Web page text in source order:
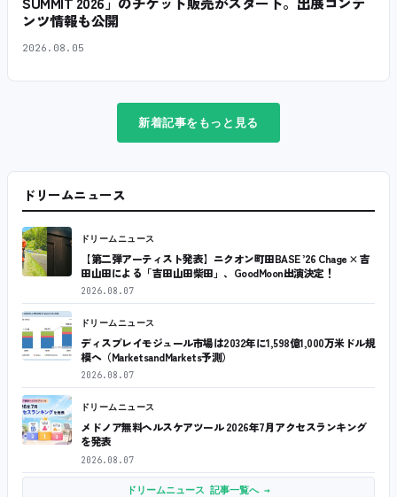
ンツ情報も公開
2026.08.05
新着記事をもっと見る
ドリームニュース
ドリームニュース
【第二弾アーティスト発表】ニクオン町田BASE ’26 Chage × 吉
田山田による「吉田山田柴田」、GoodMoon出演決定！
2026.08.07
ドリームニュース
ディスプレイモジュール市場は2032年に1,598億1,000万米ドル規
模へ（MarketsandMarkets予測）
2026.08.07
ドリームニュース
メドノア無料ヘルスケアツール 2026年7月アクセスランキング
を発表
2026.08.07
ドリームニュース 記事一覧へ →